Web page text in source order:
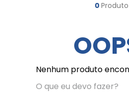
0 Produto
Nenhum produto
O que eu devo fazer?